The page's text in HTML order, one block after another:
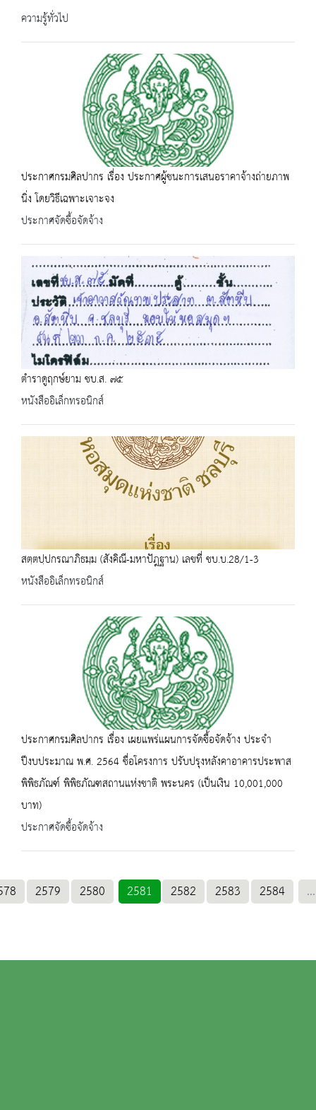
ความรู้ทั่วไป
ประกาศกรมศิลปากร เรื่อง ประกาศผู้ชนะการเสนอราคาจ้างถ่ายภาพ
นิ่ง โดยวิธีเฉพาะเจาะจง
ประกาศจัดซื้อจัดจ้าง
ตำราดูฤกษ์ยาม ชบ.ส. ๗๕
หนังสืออิเล็กทรอนิกส์
สตฺตปฺปกรณาภิธมฺม (สังคิณี-มหาปัฎฐาน) เลขที่ ชบ.บ.28/1-3
หนังสืออิเล็กทรอนิกส์
ประกาศกรมศิลปากร เรื่อง เผยแพร่แผนการจัดซื้อจัดจ้าง ประจำ
ปีงบประมาณ พ.ศ. 2564 ชื่อโครงการ ปรับปรุงหลังคาอาคารประพาส
พิพิธภัณฑ์ พิพิธภัณฑสถานแห่งชาติ พระนคร (เป็นเงิน 10,001,000
บาท)
ประกาศจัดซื้อจัดจ้าง
2579 2580 2581 2582 2583 2584 ...